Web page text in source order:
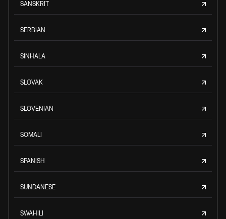
SANSKRIT
SERBIAN
SINHALA
SLOVAK
SLOVENIAN
SOMALI
SPANISH
SUNDANESE
SWAHILI